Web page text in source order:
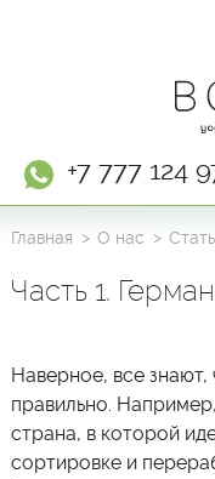
+7 777 124
Главная О нас
Часть 1.
Наверное, все знают,
правильно.
страна, в которой
сортировке и